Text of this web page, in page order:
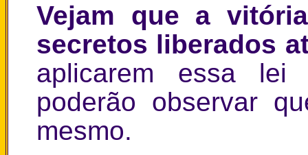
Vejam que a
secretos liberados
aplicarem essa lei
poderão observar
mesmo.